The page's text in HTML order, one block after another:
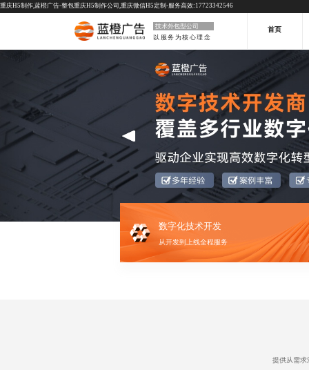
重庆H5制作,蓝橙广告-整包重庆H5制作公司,重庆微信H5定制-服务高效:17723342546
技术外包型公司
以服务为核心理念
首页
数字化技术开发
从开发到上线全程服务
提供从需求